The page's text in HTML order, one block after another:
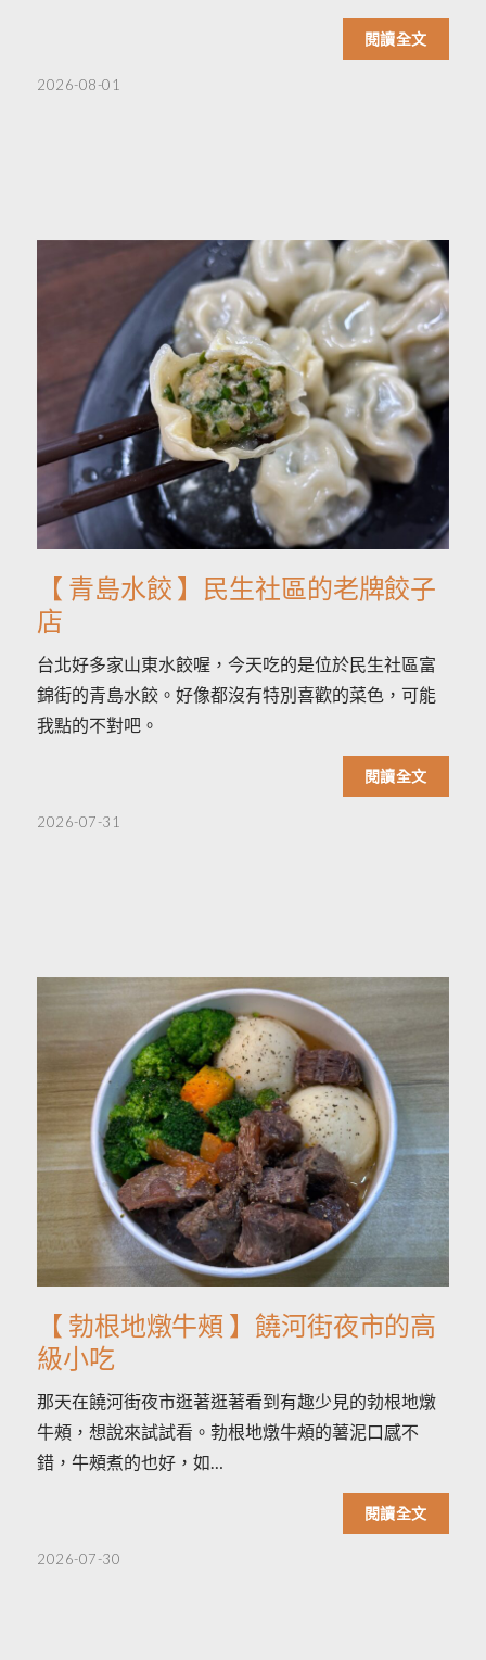
閱讀全文
2026-08-01
【 青島水餃 】民生社區的老牌餃子
店
台北好多家山東水餃喔，今天吃的是位於民生社區富
錦街的青島水餃。好像都沒有特別喜歡的菜色，可能
我點的不對吧。
閱讀全文
2026-07-31
【 勃根地燉牛頰 】饒河街夜市的高
級小吃
那天在饒河街夜市逛著逛著看到有趣少見的勃根地燉
牛頰，想說來試試看。勃根地燉牛頰的薯泥口感不
錯，牛頰煮的也好，如…
閱讀全文
2026-07-30